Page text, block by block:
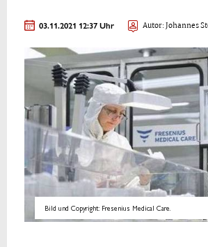
03.11.2021 12:37 Uhr Autor:Johannes
Bild und Copyright: Fresenius Medical Care.